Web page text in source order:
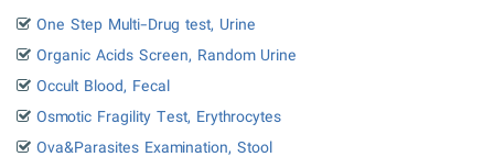
One Step Multi-Drug test, Urine
Organic Acids Screen, Random Urine
Occult Blood, Fecal
Osmotic Fragility Test, Erythrocytes
Ova&Parasites Examination, Stool